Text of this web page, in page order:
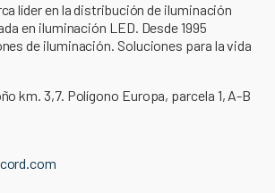
líder en la distribución de iluminación
en iluminación LED. Desde 1995
de iluminación. Soluciones para la vida
km. 3,7. Polígono Europa, parcela 1, A-B